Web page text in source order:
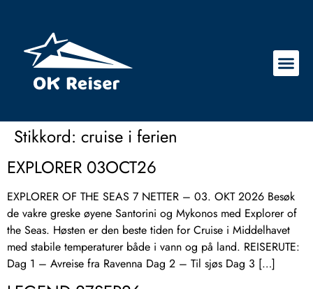
Stikkord: cruise i ferien
EXPLORER 03OCT26
EXPLORER OF THE SEAS 7 NETTER – 03. OKT 2026 Besøk
de vakre greske øyene Santorini og Mykonos med Explorer of
the Seas. Høsten er den beste tiden for Cruise i Middelhavet
med stabile temperaturer både i vann og på land. REISERUTE:
Dag 1 – Avreise fra Ravenna Dag 2 – Til sjøs Dag 3 […]